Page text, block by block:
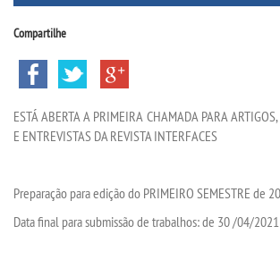
VALORES
Compartilhe
ESTÁ ABERTA A PRIMEIRA CHAMADA PARA
E ENTREVISTAS DA REVISTA INTERFACES
Preparação para edição do PRIMEIRO SEMESTRE de
Data final para submissão de trabalhos: de 30 /04/